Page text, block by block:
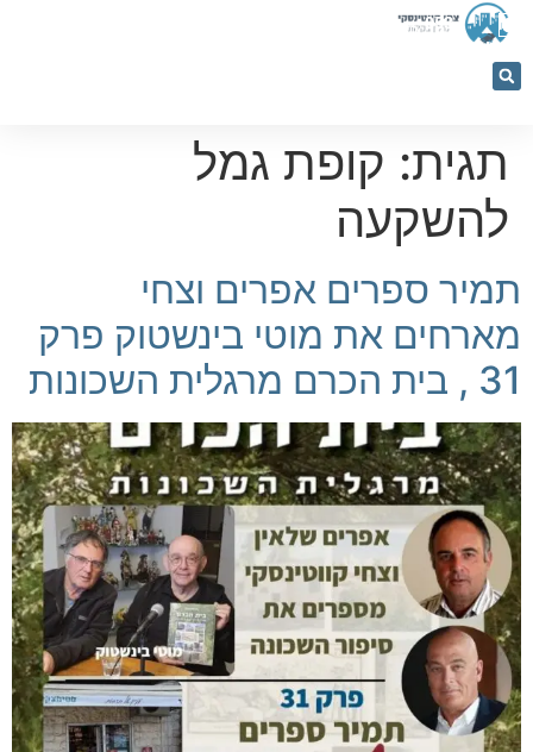
053-
5366884
תגית: קופת גמל
להשקעה
תמיר ספרים אפרים וצחי
מארחים את מוטי בינשטוק פרק
31 , בית הכרם מרגלית השכונות